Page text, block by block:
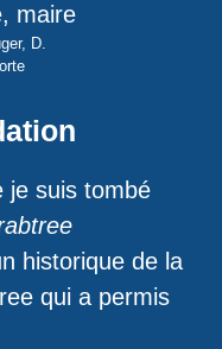
D.
je suis tombé
historique de la
qui a permis